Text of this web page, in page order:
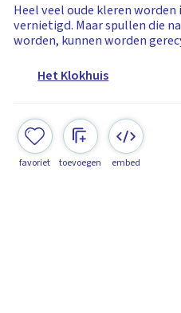
Heel veel oude kleren
vernietigd. Maar spullen die
worden, kunnen worden
Het Klokhuis
favoriet toevoegen embed